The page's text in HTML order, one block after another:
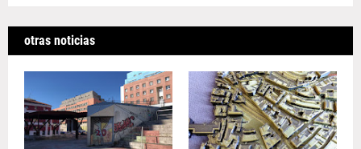
otras noticias